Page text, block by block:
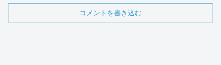
コメントを書き込む